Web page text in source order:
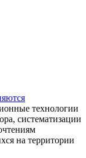
технологии
систематизации
на территории